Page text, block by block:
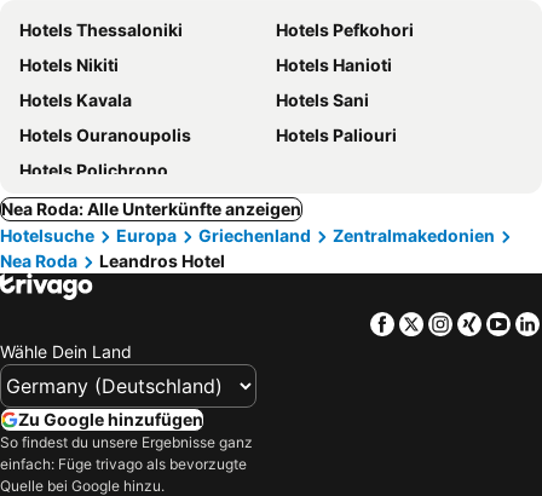
Hotels Thessaloniki
Hotels Pefkohori
Hotels Nikiti
Hotels Hanioti
Hotels Kavala
Hotels Sani
Hotels Ouranoupolis
Hotels Paliouri
Hotels Polichrono
Nea Roda: Alle Unterkünfte anzeigen
Hotelsuche
Europa Griechenland
Zentralmakedonien
Nea Roda
Leandros Hotel
Facebook
TwitterXing
Wähle Dein Land
Zu Google hinzufügen
So findest du unsere Ergebnisse ganz
einfach: Füge trivago als bevorzugte
Quelle bei Google hinzu.